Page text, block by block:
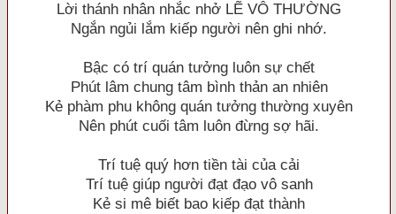
Lời thánh nhân nhắc nhở LẼ VÔ THƯỜNG
Ngắn ngủi lắm kiếp người nên ghi nhớ.
Bậc có trí quán tưởng luôn sự chết
Phút lâm chung tâm bình thản an nhiên
Kẻ phàm phu không quán tưởng thường xuyên
Nên phút cuối tâm luôn đừng sợ hãi.
Trí tuệ quý hơn tiền tài của cải
Trí tuệ giúp người đạt đạo vô sanh
Kẻ si mê biết bao kiếp đạt thành